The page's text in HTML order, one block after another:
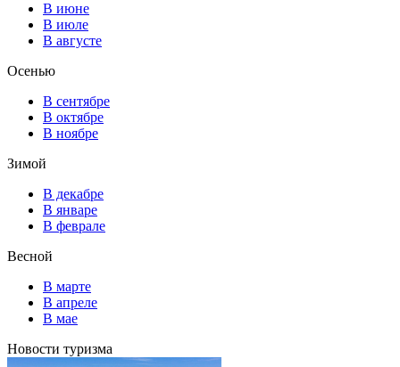
В июне
В июле
В августе
Осенью
В сентябре
В октябре
В ноябре
Зимой
В декабре
В январе
В феврале
Весной
В марте
В апреле
В мае
Новости туризма